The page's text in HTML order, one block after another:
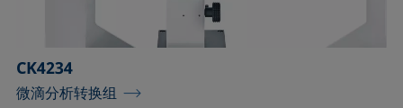
CK4234
微滴分析转换组